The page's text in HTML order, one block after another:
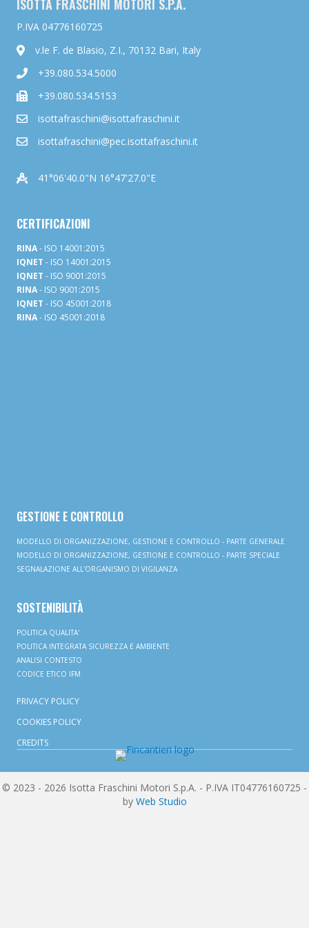
ISOTTA FRASCHINI MOTORI S.P.A.
P.IVA 04776160725
v.le F. de Blasio, Z.I., 70132 Bari, Italy
+39.080.534.5000
+39.080.534.5153
isottafraschini@isottafraschini.it
isottafraschini@pec.isottafraschini.it
41°06'40.0"N 16°47'27.0"E
CERTIFICAZIONI
RINA- ISO 14001:2015
IQNET - ISO 14001:2015
IQNET - ISO 9001:2015
RINA- ISO 9001:2015
IQNET - ISO 45001:2018
RINA- ISO 45001:2018
GESTIONE E CONTROLLO
MODELLO DI ORGANIZZAZIONE, GESTIONE E CONTROLLO - PARTE GENERALE
MODELLO DI ORGANIZZAZIONE, GESTIONE E CONTROLLO - PARTE SPECIALE
SEGNALAZIONE ALL'ORGANISMO DI VIGILANZA
SOSTENIBILITÀ
POLITICA QUALITA'
POLITICA INTEGRATA SICUREZZA E AMBIENTE
ANALISI CONTESTO
CODICE ETICO IFM
PRIVACY POLICY
COOKIES POLICY
CREDITS
© 2023 - 2026 Isotta Fraschini Motori S.p.A. - P.IVA IT04776160725 -
by Web Studio